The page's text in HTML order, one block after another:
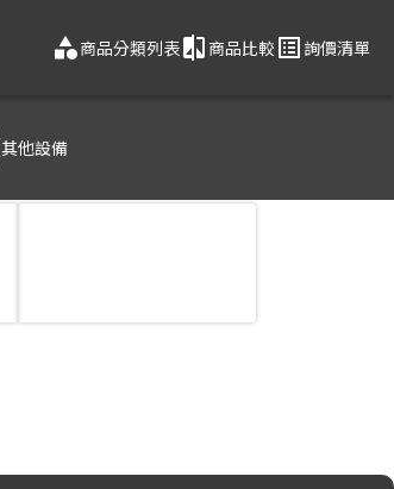
category商品分類列表compare商品比較 list_alt 詢價清單
其他設備